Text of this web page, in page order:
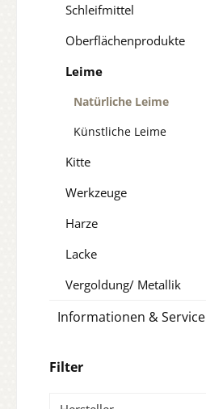
Schleifmittel
Oberflächenprodukte
Leime
Natürliche Leime
Künstliche Leime
Kitte
Werkzeuge
Harze
Lacke
Vergoldung/ Metallik
Informationen & Service
Filter